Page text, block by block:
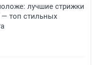
лучшие стрижки
топ стильных